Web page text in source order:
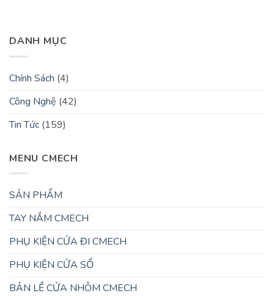
DANH MỤC
Chính Sách (4)
Công Nghệ (42)
Tin Tức (159)
MENU CMECH
SẢN PHẨM
TAY NẮM CMECH
PHỤ KIỆN CỬA ĐI CMECH
PHỤ KIỆN CỬA SỔ
BẢN LỀ CỬA NHÔM CMECH